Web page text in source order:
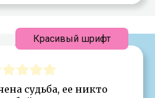
судьба, ее никто
Красивый шрифт